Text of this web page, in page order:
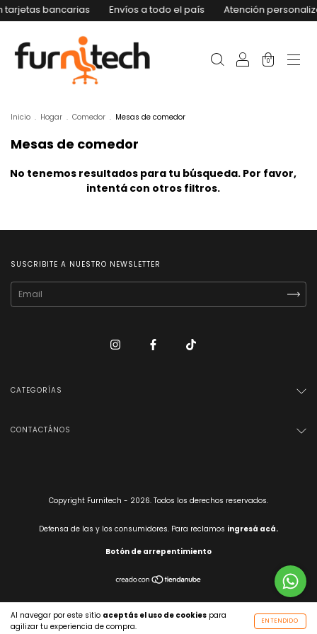
tarjetas bancarias Envíos a todo el país Atención
0
Al navegar por este sitio aceptás el uso de cookies para
agilizar tu experiencia de compra.
ENTENDIDO
Inicio . Hogar . Comedor . Mesas de comedor
Mesas de comedor
No tenemos resultados para tu búsqueda. Por favor,
intentá con otros filtros.
SUSCRIBITE A NUESTRO NEWSLETTER
CATEGORÍAS
CONTACTÁNOS
Copyright Furnitech - 2026. Todos los derechos reservados.
Defensa de las y los consumidores. Para reclamos ingresá acá.
Botón de arrepentimiento